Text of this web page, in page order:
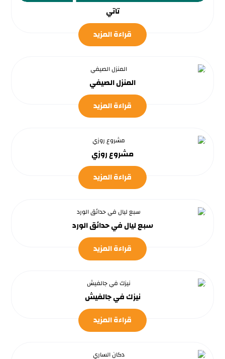
تاتي
قراءة المزيد
المنزل الصيفي
قراءة المزيد
مشروع روزي
قراءة المزيد
سبع ليال في حدائق الورد
قراءة المزيد
نيزك في جالفيش
قراءة المزيد